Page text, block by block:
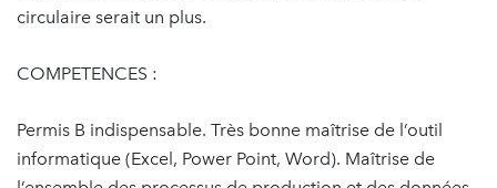
circulaire serait un plus.
COMPETENCES :
Permis B indispensable. Très bonne maîtrise de l’outil
informatique (Excel, Power Point, Word). Maîtrise de